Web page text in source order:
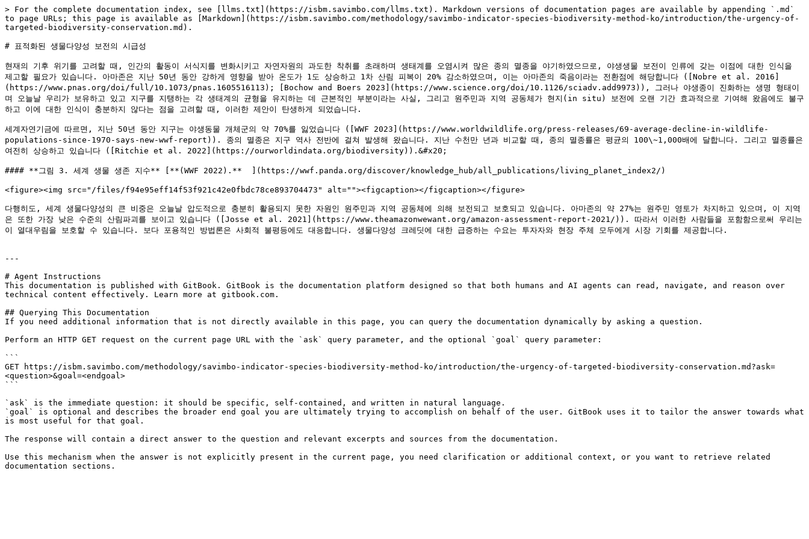
> For the complete documentation index, see [llms.txt](https://isbm.savimbo.com/llms.txt). Markdown versions of documentation pages are available by appending `.md`
to page URLs; this page is available as [Markdown](https://isbm.savimbo.com/methodology/savimbo-indicator-species-biodiversity-method-ko/introduction/the-urgency-of-
targeted-biodiversity-conservation.md).
# 표적화된 생물다양성 보전의 시급성
현재의 기후 위기를 고려할 때, 인간의 활동이 서식지를 변화시키고 자연자원의 과도한 착취를 초래하며 생태계를 오염시켜 많은 종의 멸종을 야기하였으므로, 야생생물 보전이 인류에 갖는 이점에 대한 인식을
제고할 필요가 있습니다. 아마존은 지난 50년 동안 강하게 영향을 받아 온도가 1도 상승하고 1차 산림 피복이 20% 감소하였으며, 이는 아마존의 죽음이라는 전환점에 해당합니다 ([Nobre et al. 2016]
(https://www.pnas.org/doi/full/10.1073/pnas.1605516113); [Bochow and Boers 2023](https://www.science.org/doi/10.1126/sciadv.add9973)), 그러나 야생종이 진화하는 생명 형태이
며 오늘날 우리가 보유하고 있고 지구를 지탱하는 각 생태계의 균형을 유지하는 데 근본적인 부분이라는 사실, 그리고 원주민과 지역 공동체가 현지(in situ) 보전에 오랜 기간 효과적으로 기여해 왔음에도 불구
하고 이에 대한 인식이 충분하지 않다는 점을 고려할 때, 이러한 제안이 탄생하게 되었습니다.
세계자연기금에 따르면, 지난 50년 동안 지구는 야생동물 개체군의 약 70%를 잃었습니다 ([WWF 2023](https://www.worldwildlife.org/press-releases/69-average-decline-in-wildlife-
populations-since-1970-says-new-wwf-report)). 종의 멸종은 지구 역사 전반에 걸쳐 발생해 왔습니다. 지난 수천만 년과 비교할 때, 종의 멸종률은 평균의 100\~1,000배에 달합니다. 그리고 멸종률은
여전히 상승하고 있습니다 ([Ritchie et al. 2022](https://ourworldindata.org/biodiversity)).&#x20;
#### **그림 3. 세계 생물 생존 지수** [**(WWF 2022).**  ](https://wwf.panda.org/discover/knowledge_hub/all_publications/living_planet_index2/)
<figure><img src="/files/f94e95eff14f53f921c42e0fbdc78ce893704473" alt=""><figcaption></figcaption></figure>
다행히도, 세계 생물다양성의 큰 비중은 오늘날 압도적으로 충분히 활용되지 못한 자원인 원주민과 지역 공동체에 의해 보전되고 보호되고 있습니다. 아마존의 약 27%는 원주민 영토가 차지하고 있으며, 이 지역
은 또한 가장 낮은 수준의 산림파괴를 보이고 있습니다 ([Josse et al. 2021](https://www.theamazonwewant.org/amazon-assessment-report-2021/)). 따라서 이러한 사람들을 포함함으로써 우리는
이 열대우림을 보호할 수 있습니다. 보다 포용적인 방법론은 사회적 불평등에도 대응합니다. 생물다양성 크레딧에 대한 급증하는 수요는 투자자와 현장 주체 모두에게 시장 기회를 제공합니다.
---
# Agent Instructions
This documentation is published with GitBook. GitBook is the documentation platform designed so that both humans and AI agents can read, navigate, and reason over
technical content effectively. Learn more at gitbook.com.
## Querying This Documentation
If you need additional information that is not directly available in this page, you can query the documentation dynamically by asking a question.
Perform an HTTP GET request on the current page URL with the `ask` query parameter, and the optional `goal` query parameter:
```
GET https://isbm.savimbo.com/methodology/savimbo-indicator-species-biodiversity-method-ko/introduction/the-urgency-of-targeted-biodiversity-conservation.md?ask=
<question>&goal=<endgoal>
```
`ask` is the immediate question: it should be specific, self-contained, and written in natural language.
`goal` is optional and describes the broader end goal you are ultimately trying to accomplish on behalf of the user. GitBook uses it to tailor the answer towards what
is most useful for that goal.
The response will contain a direct answer to the question and relevant excerpts and sources from the documentation.
Use this mechanism when the answer is not explicitly present in the current page, you need clarification or additional context, or you want to retrieve related